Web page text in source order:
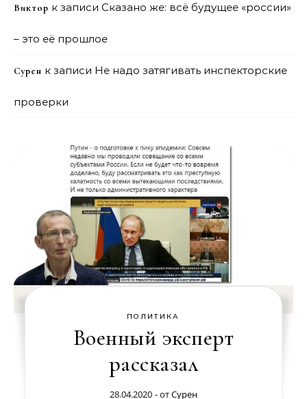
Виктор к записи Сказано же: всё будущее «россии»
– это её прошлое
Сурен к записи Не надо затягивать инспекторские
проверки
ПОЛИТИКА
Военный эксперт
рассказал
28.04.2020 - отСурен